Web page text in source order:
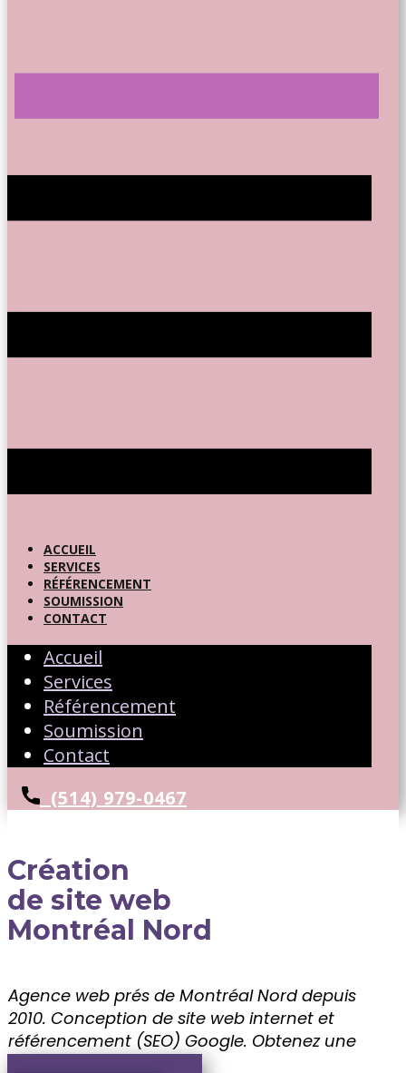
ACCUEIL
SERVICES
RÉFÉRENCEMENT
SOUMISSION
CONTACT
Accueil
Services
Référencement
Soumission
Contact
(514) 979-0467
Création
de site web
Montréal Nord
Agence web prés de Montréal Nord depuis
2010. Conception de site web internet et
référencement (SEO) Google. ​Obtenez une